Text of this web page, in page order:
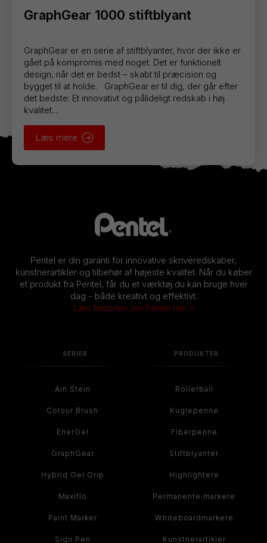
GraphGear 1000 stiftblyant
GraphGear er en serie af stiftblyanter, hvor der ikke er
gået på kompromis med noget. Det er funktionelt
design, når det er bedst – skabt til præcision og
bygget til at holde. GraphGear er til dig, der går efter
det bedste: Et innovativt og pålideligt redskab i høj
kvalitet....
Læs mere
Pentel er din garanti for innovative skriveredskaber,
kunstnerartikler og tilbehør af højeste kvalitet. Når du køber
et produkt fra Pentel, får du et værktøj du kan bruge hver
dag - både kreativt og effektivt.
Læs historien om Pentel her >
SERIER
Ain Stein
Colour Brush
EnerGel
GraphGear
Hybrid Gel Grip
Maxiflo
Paint Marker
Sign Pen
PRODUKTER
Rollerball
Kuglepenne
Fiberpenne
Stiftblyanter
Highlightere
Permanente markere
Whiteboardmarkere
Kunstnerartikler